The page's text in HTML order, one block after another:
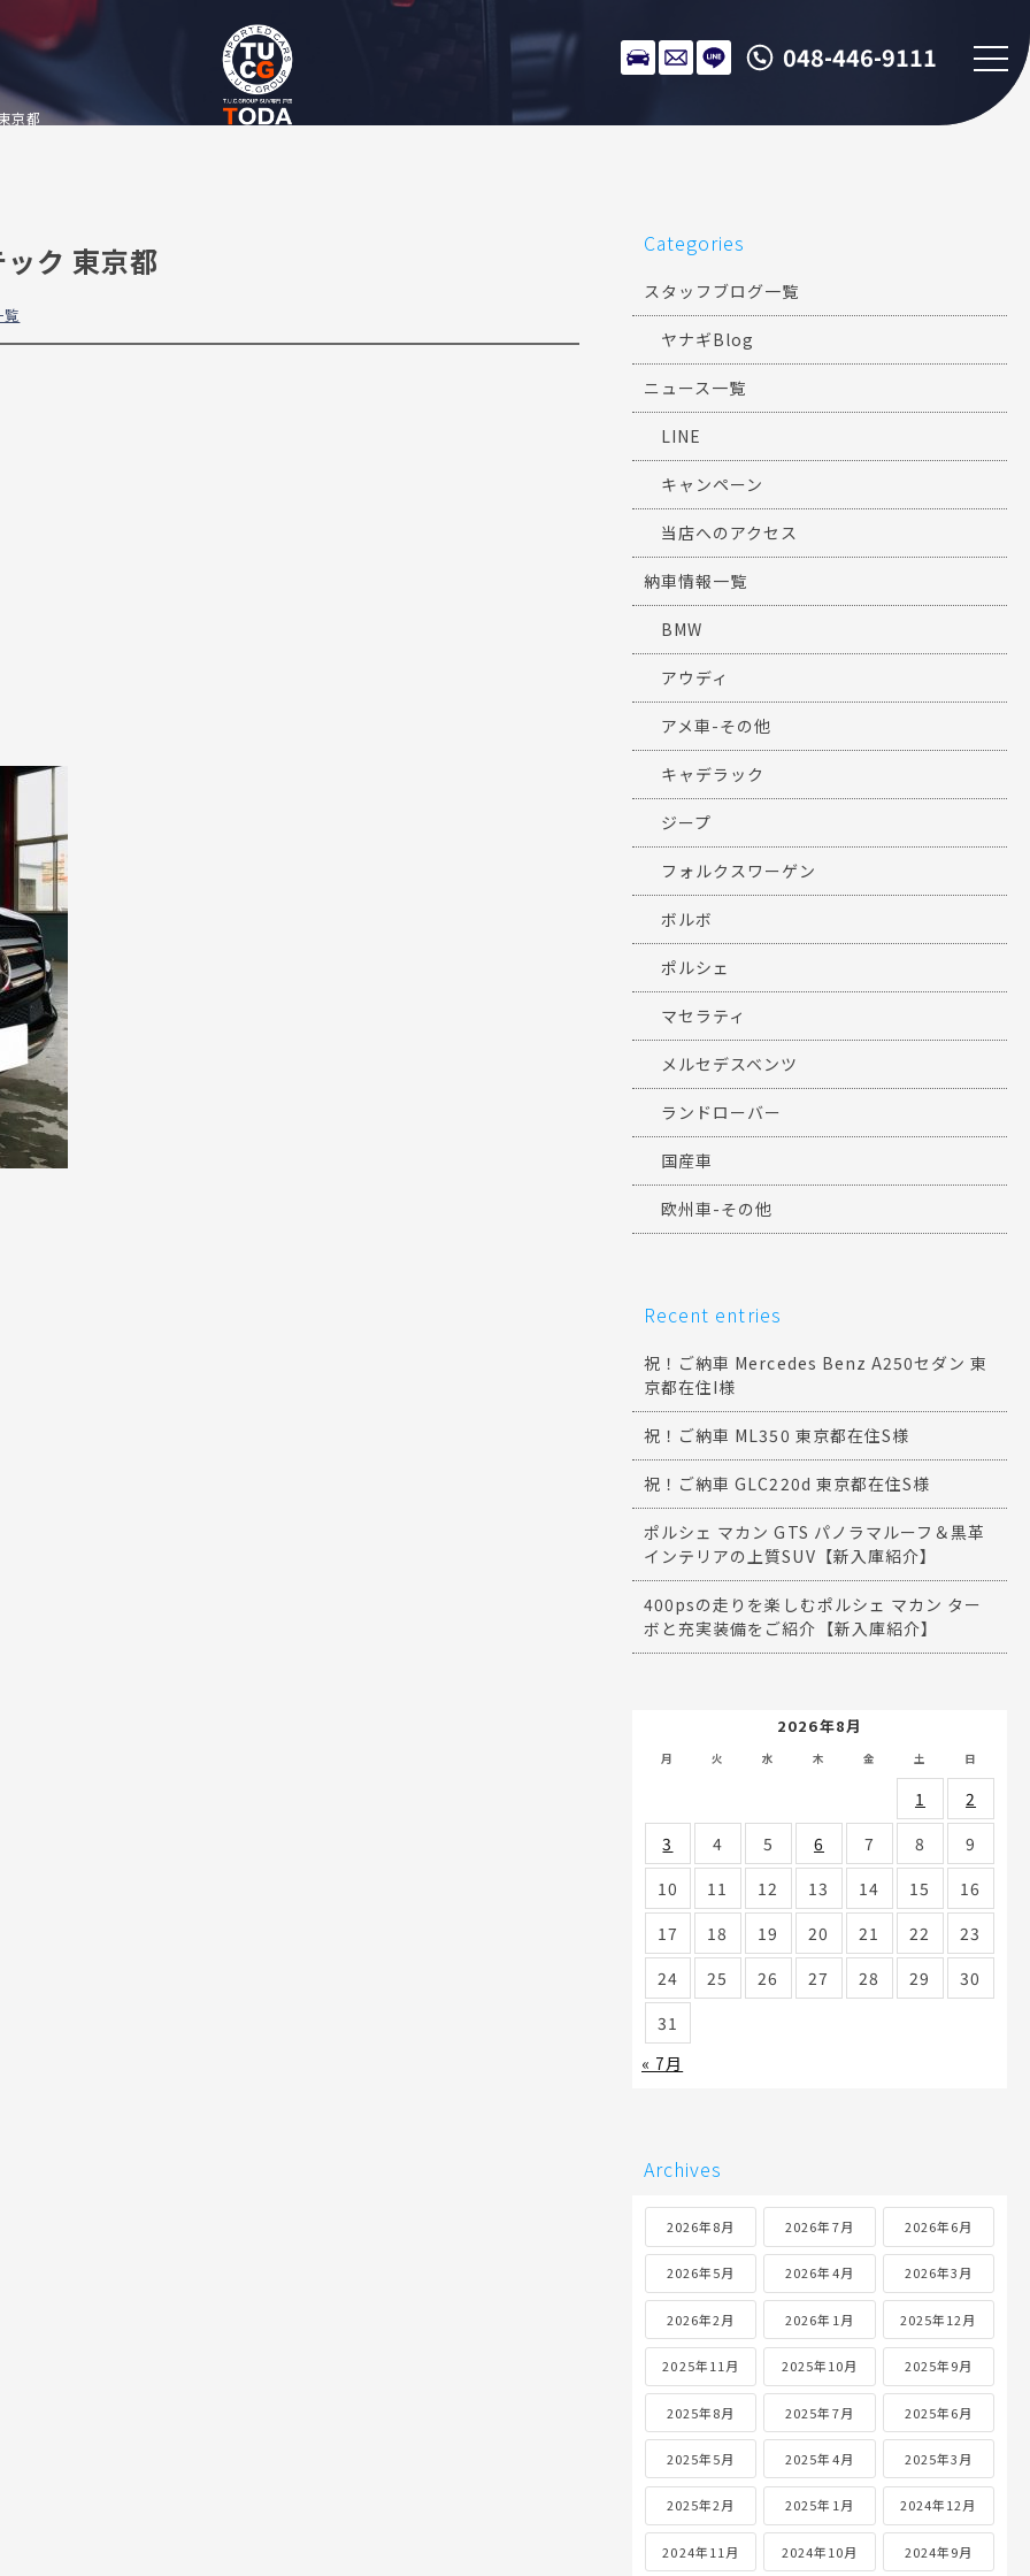
048-446-9111
京都
ク 東京都
覧
Categories
スタッフブログ一覧
ヤナギBlog
ニュース一覧
LINE
キャンペーン
当店へのアクセス
納車情報一覧
BMW
アウディ
アメ車-その他
キャデラック
ジープ
フォルクスワーゲン
ボルボ
ポルシェ
マセラティ
メルセデスベンツ
ランドローバー
国産車
欧州車-その他
Recent entries
祝！ご納車 Mercedes Benz A250セダン 東
京都在住I様
祝！ご納車 ML350 東京都在住S様
祝！ご納車 GLC220d 東京都在住S様
ポルシェ マカン GTS パノラマルーフ＆黒革
インテリアの上質SUV【新入庫紹介】
400psの走りを楽しむポルシェ マカン ター
ボと充実装備をご紹介【新入庫紹介】
2026年8月
月 火 水 木 金 土 日
1
2
3
4 5 6 7 8
9
10
11 12 13 14 15
16
17
18 19 20 21 22
23
24
25 26 27 28 29
30
31
« 7月
Archives
2026年8月 2026年7月 2026年6月
2026年5月 2026年4月 2026年3月
2026年2月 2026年1月 2025年12月
2025年11月 2025年10月 2025年9月
2025年8月 2025年7月 2025年6月
2025年5月 2025年4月 2025年3月
2025年2月 2025年1月 2024年12月
2024年11月 2024年10月 2024年9月